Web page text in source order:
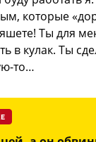
которые
Ты для
в кулак. Ты
то…